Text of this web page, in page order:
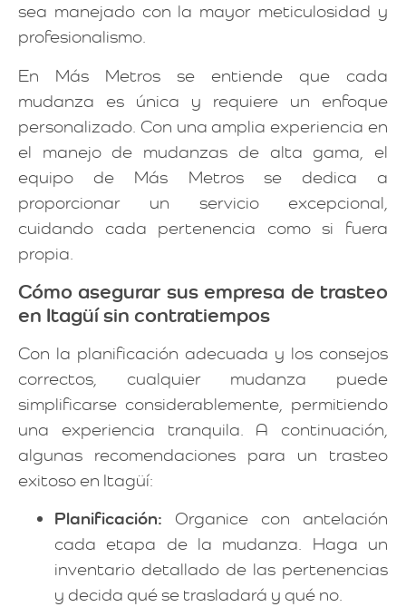
sea manejado con la mayor meticulosidad y
profesionalismo.
En Más Metros se entiende que cada
mudanza es única y requiere un enfoque
personalizado. Con una amplia experiencia en
el manejo de mudanzas de alta gama, el
equipo de Más Metros se dedica a
proporcionar un servicio excepcional,
cuidando cada pertenencia como si fuera
propia.
Cómo asegurar sus empresa de trasteo
en Itagüí sin contratiempos
Con la planificación adecuada y los consejos
correctos, cualquier mudanza puede
simplificarse considerablemente, permitiendo
una experiencia tranquila. A continuación,
algunas recomendaciones para un trasteo
exitoso en Itagüí:
Planificación: Organice con antelación
cada etapa de la mudanza. Haga un
inventario detallado de las pertenencias
y decida qué se trasladará y qué no.